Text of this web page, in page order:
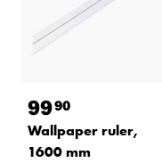
9990
Wallpaper ruler,
1600 mm